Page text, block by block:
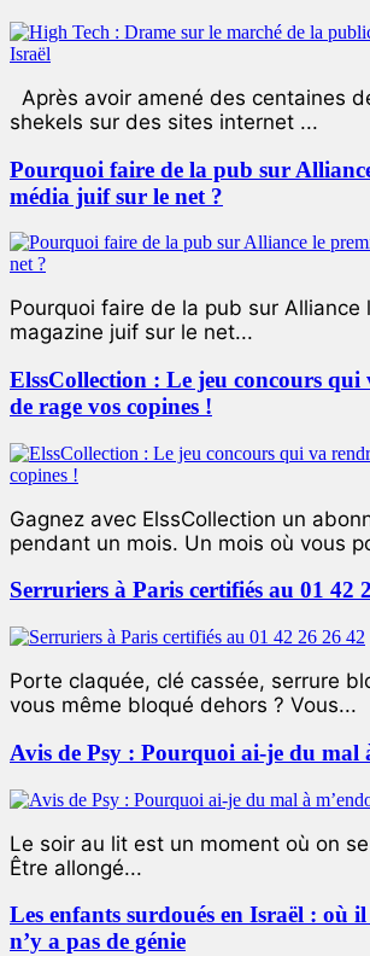
Après avoir amené des centaines
shekels sur des sites internet ...
Pourquoi faire de la pub sur
média juif sur le net ?
Pourquoi faire de la pub sur Alliance
magazine juif sur le net...
ElssCollection : Le jeu concours qui
de rage vos copines !
Gagnez avec ElssCollection un
pendant un mois. Un mois où vous
Serruriers à Paris certifiés au 01 42
Porte claquée, clé cassée, serrure
vous même bloqué dehors ? Vous...
Avis de Psy : Pourquoi ai-je du mal
Le soir au lit est un moment où on
Être allongé...
Les enfants surdoués en Israël : où
n’y a pas de génie